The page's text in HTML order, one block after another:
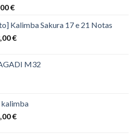
€O
atual
é:
Kalimba Sakura 17 e 21 Notas
€Gama
43,00 €
M32
€Gama